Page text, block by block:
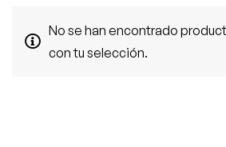
No se han encontrado
con tu selección.